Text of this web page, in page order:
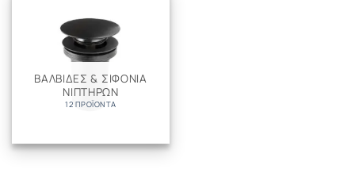
ΒΑΛΒΙΔΕΣ & ΣΙΦΟΝΙΑ
ΝΙΠΤΗΡΩΝ
12 ΠΡΟΪΌΝΤΑ